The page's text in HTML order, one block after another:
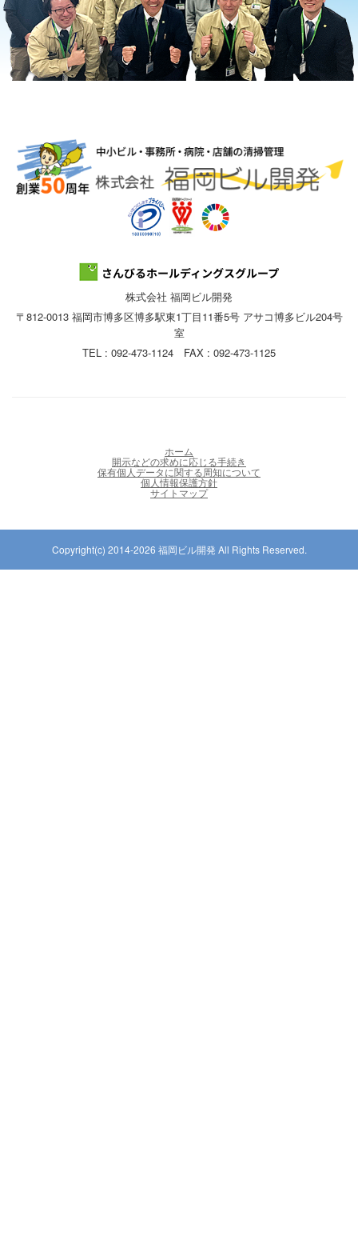
株式会社 福岡ビル開発
〒812-0013 福岡市博多区博多駅東1丁目11番5号 アサコ博多ビル204号
室
TEL : 092-473-1124 FAX : 092-473-1125
ホーム
開示などの求めに応じる手続き
保有個人データに関する周知について
個人情報保護方針
サイトマップ
Copyright(c) 2014-2026 福岡ビル開発 All Rights Reserved.